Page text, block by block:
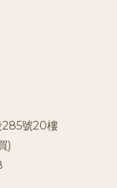
285號20樓
)